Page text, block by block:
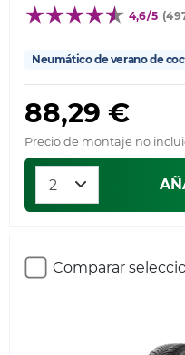
4,6/5
Neumático de verano de
88,29 €
Precio de montaje no
Comparar